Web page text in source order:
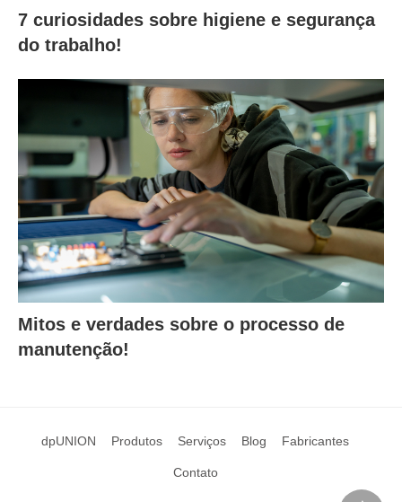
7 curiosidades sobre higiene e segurança
do trabalho!
Mitos e verdades sobre o processo de
manutenção!
dpUNION Produtos Serviços Blog Fabricantes
Contato